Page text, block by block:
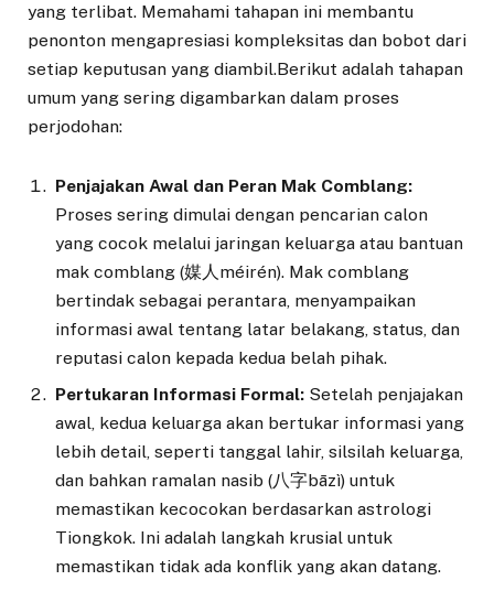
yang terlibat. Memahami tahapan ini membantu
penonton mengapresiasi kompleksitas dan bobot dari
setiap keputusan yang diambil.Berikut adalah tahapan
umum yang sering digambarkan dalam proses
perjodohan:
Penjajakan Awal dan Peran Mak Comblang:
Proses sering dimulai dengan pencarian calon
yang cocok melalui jaringan keluarga atau bantuan
mak comblang (媒人méirén). Mak comblang
bertindak sebagai perantara, menyampaikan
informasi awal tentang latar belakang, status, dan
reputasi calon kepada kedua belah pihak.
Pertukaran Informasi Formal: Setelah penjajakan
awal, kedua keluarga akan bertukar informasi yang
lebih detail, seperti tanggal lahir, silsilah keluarga,
dan bahkan ramalan nasib (八字bāzì) untuk
memastikan kecocokan berdasarkan astrologi
Tiongkok. Ini adalah langkah krusial untuk
memastikan tidak ada konflik yang akan datang.